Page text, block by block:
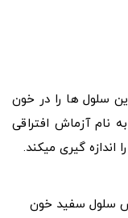
سلول­ ها را در خون
نام آزماش افتراقی
­گیری می­کند.